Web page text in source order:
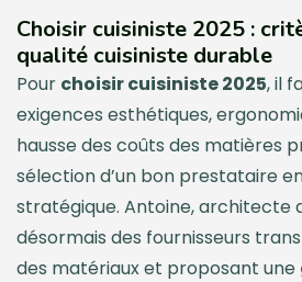
Choisir cuisiniste 2025 :
qualité cuisiniste durable
Pour choisir cuisiniste 2025, il
exigences esthétiques,
hausse des coûts des matières
sélection d’un bon prestataire
stratégique. Antoine, architecte
désormais des fournisseurs
des matériaux et proposant une